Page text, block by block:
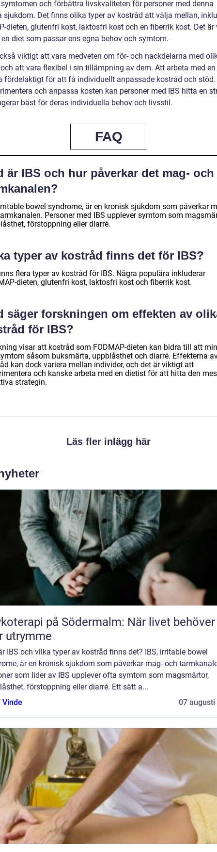
och förbättra livskvaliteten för personer med denna
sjukdom. Det finns olika typer av kostråd att välja mellan,
dieten, glutenfri kost, laktosfri kost och en fiberrik kost. Det
diet som passar ens egna behov och symtom.
viktigt att vara medveten om för- och nackdelarna med
att vara flexibel i sin tillämpning av dem. Att arbeta med
fördelaktigt för att få individuellt anpassade kostråd och stöd.
och anpassa kosten kan personer med IBS hitta en
bäst för deras individuella behov och livsstil.
FAQ
är IBS och hur påverkar det mag- och
bowel syndrome, är en kronisk sjukdom som påverkar
Personer med IBS upplever symtom som
förstoppning eller diarré.
typer av kostråd finns det för IBS?
flera typer av kostråd för IBS. Några populära inkluderar
dieten, glutenfri kost, laktosfri kost och fiberrik kost.
säger forskningen om effekten av
för IBS?
visar att kostråd som FODMAP-dieten kan bidra till att
såsom buksmärta, uppblåsthet och diarré. Effekterna
kan dock variera mellan individer, och det är viktigt att
och kanske arbeta med en dietist för att hitta den
strategin.
Läs fler inlägg här
på Södermalm: När livet behöver
utrymme
IBS och vilka typer av kostråd finns det? IBS, irritable bowel
är en kronisk sjukdom som påverkar mag- och
som lider av IBS upplever ofta symtom som magsmärtor,
förstoppning eller diarré. Ett sätt a...
Vinde
07 augusti